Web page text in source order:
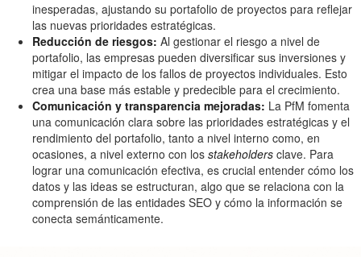
inesperadas, ajustando su portafolio de proyectos para reflejar
las nuevas prioridades estratégicas.
Reducción de riesgos: Al gestionar el riesgo a nivel de
portafolio, las empresas pueden diversificar sus inversiones y
mitigar el impacto de los fallos de proyectos individuales. Esto
crea una base más estable y predecible para el crecimiento.
Comunicación y transparencia mejoradas: La PfM fomenta
una comunicación clara sobre las prioridades estratégicas y el
rendimiento del portafolio, tanto a nivel interno como, en
ocasiones, a nivel externo con los stakeholders clave. Para
lograr una comunicación efectiva, es crucial entender cómo los
datos y las ideas se estructuran, algo que se relaciona con la
comprensión de las entidades SEO y cómo la información se
conecta semánticamente.